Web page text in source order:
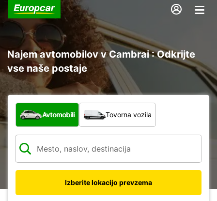
Najem avtomobilov v Cambrai : Odkrijte
vse naše postaje
Katera vrsta vozila?
Avtomobili Tovorna vozila
Izberite lokacijo prevzema